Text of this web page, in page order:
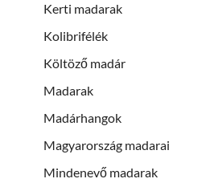
Kerti madarak
Kolibrifélék
Költöző madár
Madarak
Madárhangok
Magyarország madarai
Mindenevő madarak